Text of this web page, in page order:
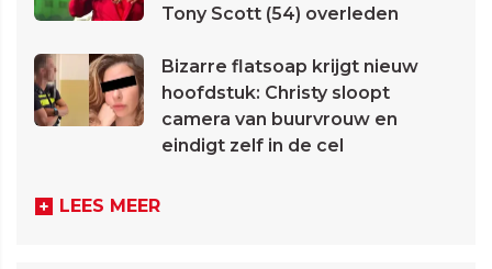
Tony Scott (54) overleden
Bizarre flatsoap krijgt nieuw
hoofdstuk: Christy sloopt
camera van buurvrouw en
eindigt zelf in de cel
LEES MEER